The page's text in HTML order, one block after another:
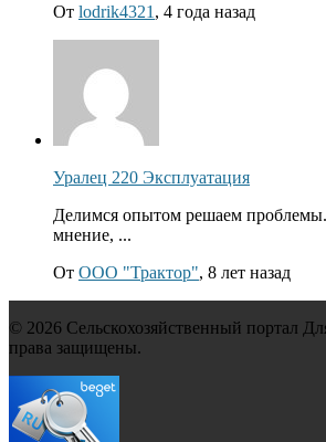
От lodrik4321 , 4 года назад
Уралец 220 Эксплуатация
Делимся опытом решаем
мнение, ...
От ООО "Трактор", 8 лет назад
© 2026 Сельскохозяйственный портал
права защищены.